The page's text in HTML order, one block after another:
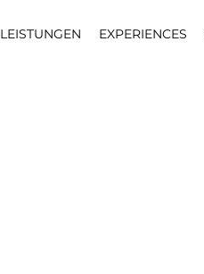
LEISTUNGEN EXPERIENCES